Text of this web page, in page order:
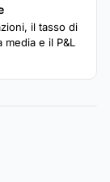
il tasso di
e il P&L